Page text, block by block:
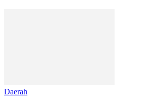
Daerah